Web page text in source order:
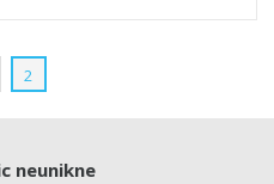
2
neunikne